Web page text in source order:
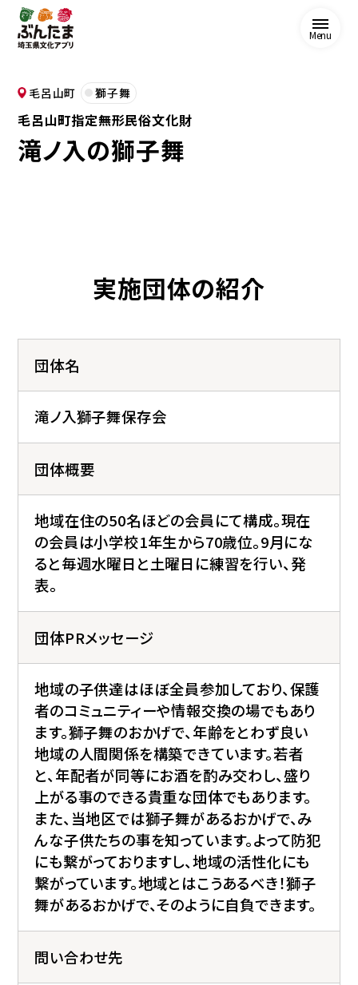
Menu
毛呂山町 獅子舞
毛呂山町指定無形民俗文化財
滝ノ入の獅子舞
実施団体の紹介
団体名
滝ノ入獅子舞保存会
団体概要
地域在住の50名ほどの会員にて構成。現在
の会員は小学校1年生から70歳位。9月にな
ると毎週水曜日と土曜日に練習を行い、発
表。
団体PRメッセージ
地域の子供達はほぼ全員参加しており、保護
者のコミュニティーや情報交換の場でもあり
ます。獅子舞のおかげで、年齢をとわず良い
地域の人間関係を構築できています。若者
と、年配者が同等にお酒を酌み交わし、盛り
上がる事のできる貴重な団体でもあります。
また、当地区では獅子舞があるおかげで、み
んな子供たちの事を知っています。よって防犯
にも繋がっておりますし、地域の活性化にも
繋がっています。地域とはこうあるべき！獅子
舞があるおかげで、そのように自負できます。
問い合わせ先